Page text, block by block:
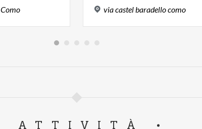
Como viacastel baradellocomo
ATTIVITÀ